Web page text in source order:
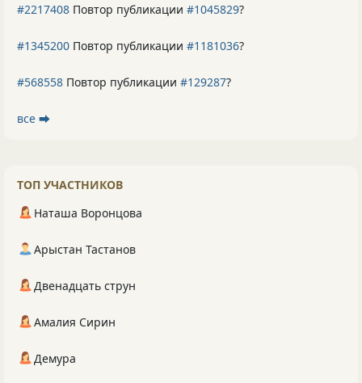
#2217408 Повтор публикации #1045829?
#1345200 Повтор публикации #1181036?
#568558 Повтор публикации #129287?
все ⮕
ТОП УЧАСТНИКОВ
Наташа Воронцова
Арыстан Тастанов
Двенадцать струн
Амалия Сирин
Демура